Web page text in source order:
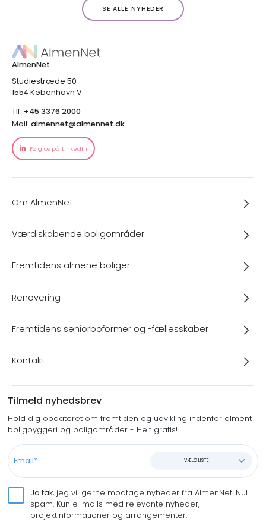
SE ALLE NYHEDER
AlmenNet
Studiestræde 50
1554 København V
Tlf. +45 3376 2000
Mail: almennet@almennet.dk
Følg os på LinkedIn
Om AlmenNet
Værdiskabende boligområder
Fremtidens almene boliger
Renovering
Fremtidens seniorboformer og -fællesskaber
Kontakt
Tilmeld nyhedsbrev
Hold dig opdateret om fremtiden og udvikling indenfor alment
boligbyggeri og boligområder - Helt gratis!
VÆLG LISTE
Ja tak, jeg vil gerne modtage nyheder fra AlmenNet. Nul
spam. Kun e-mails med relevante nyheder,
projektinformationer og arrangementer.